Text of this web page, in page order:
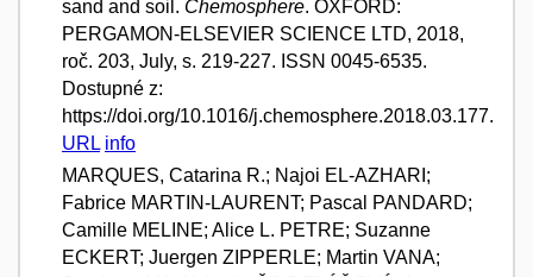
sand and soil. Chemosphere. OXFORD:
PERGAMON-ELSEVIER SCIENCE LTD, 2018,
roč. 203, July, s. 219-227. ISSN 0045-6535.
Dostupné z:
https://doi.org/10.1016/j.chemosphere.2018.03.177.
URL info
MARQUES, Catarina R.; Najoi EL-AZHARI;
Fabrice MARTIN-LAURENT; Pascal PANDARD;
Camille MELINE; Alice L. PETRE; Suzanne
ECKERT; Juergen ZIPPERLE; Martin VANA;